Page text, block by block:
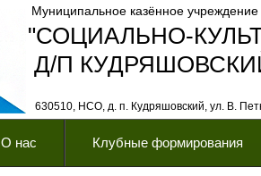
"СОЦИАЛЬНО-
630510, НСО, д. п. Кудряшовский, ул. В.
Муниципальное казённое учреждение
Д/П
О нас Клубные формирования